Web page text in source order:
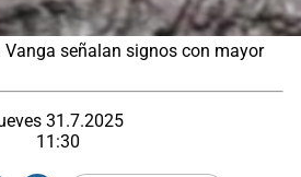
señalan signos con mayor
31.7.2025
11:30